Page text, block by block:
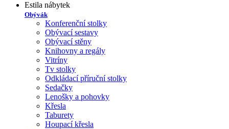
Estila nábytek
Obývák
Konferenční stolky
Obývací sestavy
Obývací stěny
Knihovny a regály
Vitríny
Tv stolky
Odkládací příruční stolky
Sedačky
Lenošky a pohovky
Křesla
Taburety
Houpací křesla